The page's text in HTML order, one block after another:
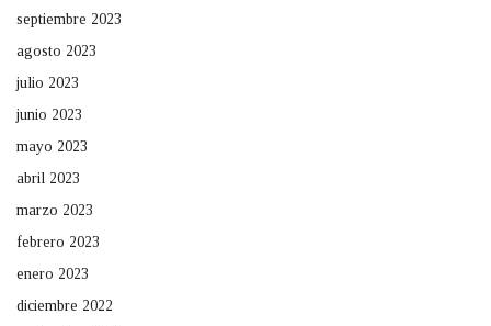
septiembre 2023
agosto 2023
julio 2023
junio 2023
mayo 2023
abril 2023
marzo 2023
febrero 2023
enero 2023
diciembre 2022